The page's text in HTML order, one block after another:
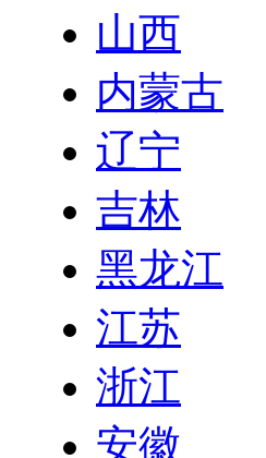
山西
内蒙古
辽宁
吉林
黑龙江
江苏
浙江
安徽